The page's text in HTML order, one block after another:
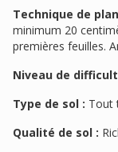
Technique de
minimum 20
premières feuilles.
Niveau de
Type de sol : Tout
Qualité de sol :